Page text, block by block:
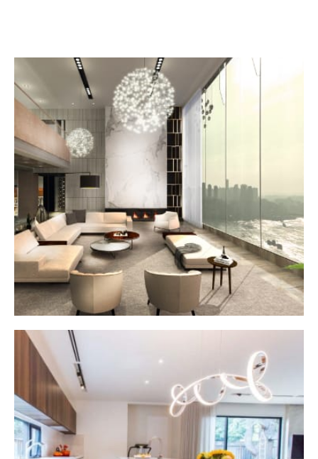
重慶面江頂層
HOME DESIGN
MORE
HOME DESIGN